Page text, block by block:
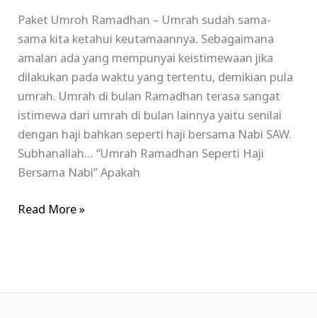
Paket Umroh Ramadhan – Umrah sudah sama-
sama kita ketahui keutamaannya. Sebagaimana
amalan ada yang mempunyai keistimewaan jika
dilakukan pada waktu yang tertentu, demikian pula
umrah. Umrah di bulan Ramadhan terasa sangat
istimewa dari umrah di bulan lainnya yaitu senilai
dengan haji bahkan seperti haji bersama Nabi SAW.
Subhanallah… “Umrah Ramadhan Seperti Haji
Bersama Nabi” Apakah
Read More »